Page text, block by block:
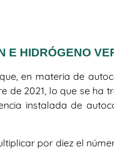
E HIDRÓGENO
en materia de
de 2021, lo que se ha
instalada de
por diez el